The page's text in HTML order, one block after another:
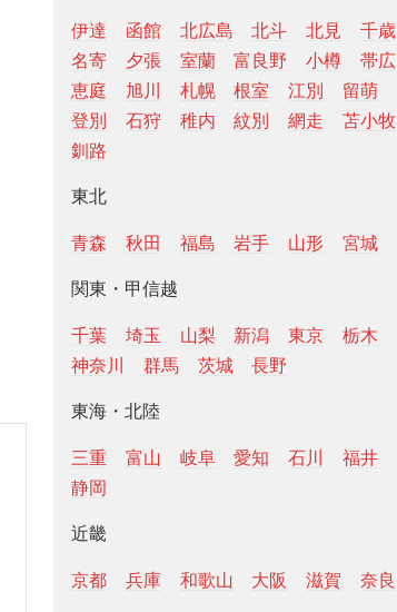
伊達 函館 北広島 北斗 北見
千歳
名寄
夕張 室蘭 富良野 小樽
帯広
恵庭
旭川 札幌 根室 江別
留萌
登別
石狩 稚内 紋別 網走
苫小牧
釧路
東北
青森 秋田 福島 岩手 山形 宮城
関東・甲信越
千葉 埼玉 山梨 新潟 東京
栃木
神奈川
群馬 茨城 長野
東海・北陸
三重 富山 岐阜 愛知 石川
福井
静岡
近畿
京都 兵庫 和歌山 大阪 滋賀 奈良